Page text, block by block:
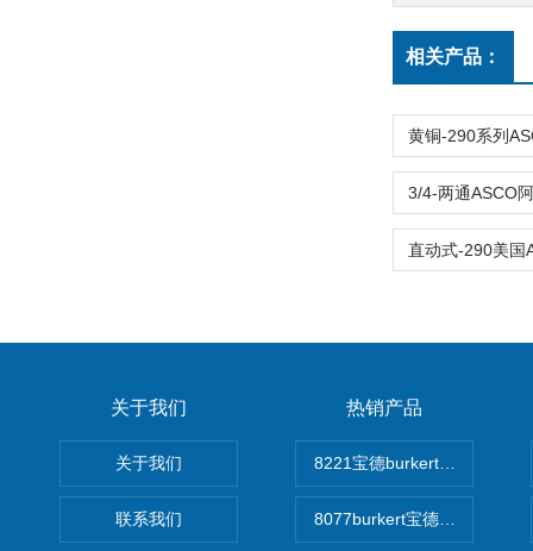
相关产品：
关于我们
关于我们
联系我们
热销产品
8221宝德burkert电导率探头
8077burkert宝德椭圆齿轮脉